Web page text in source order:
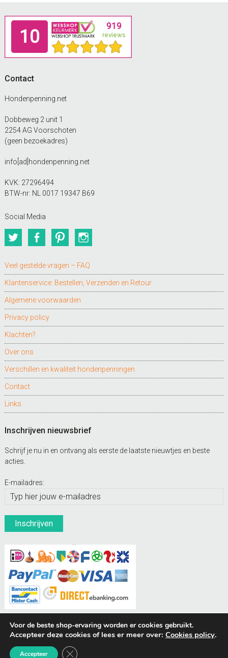
Footer
Contact
Hondenpenning.net
Dobbeweg 2 unit 1
2254 AG Voorschoten
(geen bezoekadres)
info[ad]hondenpenning.net
KVK: 27296494
BTW-nr: NL 0017 19347 B69
Social Media
TwitterFacebookPinterest
Veel gestelde vragen – FAQ
Klantenservice: Bestellen, Verzenden en Retour
Algemene voorwaarden
Privacy policy
Klachten?
Over ons
Verschillen en kwaliteit hondenpenningen
Contact
Links
Inschrijven nieuwsbrief
Schrijf je nu in en ontvang als eerste de laatste nieuwtjes en beste
acties.
E-mailadres:
© Hondenpenning.net
Voor de beste shop-ervaring worden er cookies gebruikt.
Accepteer deze cookies of lees er meer over: Cookies policy.
Accepteer Sluit AVG/GDPR cookie banner